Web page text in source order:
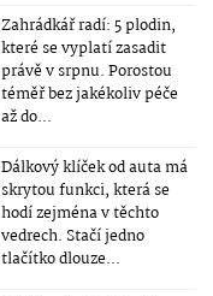
Zahrádkář radí: 5 plodin,
které se vyplatí zasadit
právě v srpnu. Porostou
téměř bez jakékoliv péče
až do...
Dálkový klíček od auta má
skrytou funkci, která se
hodí zejména v těchto
vedrech. Stačí jedno
tlačítko dlouze...